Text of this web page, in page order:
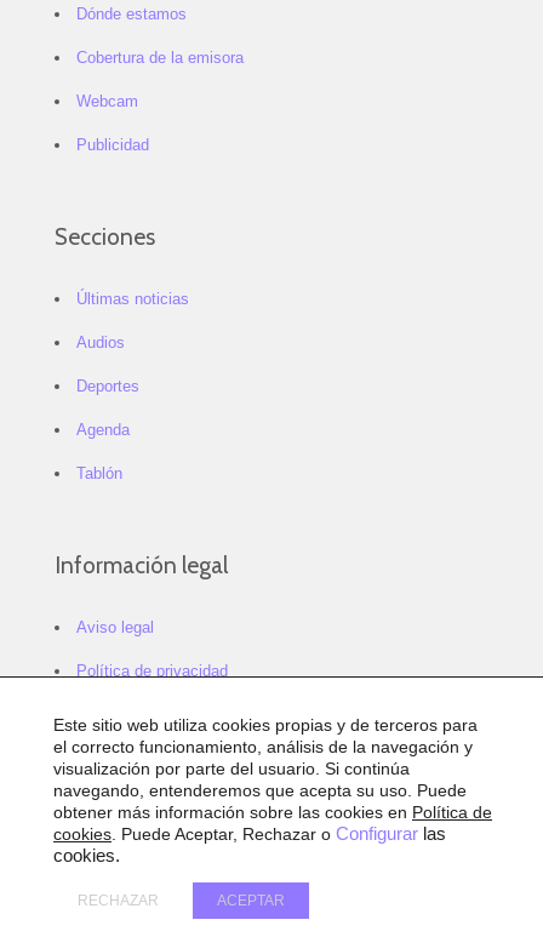
Dónde estamos
Cobertura de la emisora
Webcam
Publicidad
Secciones
Últimas noticias
Audios
Deportes
Agenda
Tablón
Información legal
Aviso legal
Política de privacidad
Política de cookies
Configurar cookies
Sitemap
Accesibilidad
Este sitio web utiliza cookies propias y de terceros para
el correcto funcionamiento, análisis de la navegación y
visualización por parte del usuario. Si continúa
navegando, entenderemos que acepta su uso. Puede
obtener más información sobre las cookies en Política de
cookies . Puede Aceptar, Rechazar o Configurar las
cookies.
ACEPTAR
RECHAZAR